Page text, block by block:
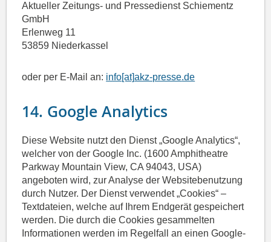
Aktueller Zeitungs- und Pressedienst Schiementz
GmbH
Erlenweg 11
53859 Niederkassel
oder per E-Mail an: info[at]akz-presse.de
14. Google Analytics
Diese Website nutzt den Dienst „Google Analytics“,
welcher von der Google Inc. (1600 Amphitheatre
Parkway Mountain View, CA 94043, USA)
angeboten wird, zur Analyse der Websitebenutzung
durch Nutzer. Der Dienst verwendet „Cookies“ –
Textdateien, welche auf Ihrem Endgerät gespeichert
werden. Die durch die Cookies gesammelten
Informationen werden im Regelfall an einen Google-